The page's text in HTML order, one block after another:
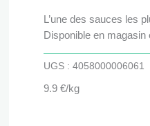
L’une des sauces les
Disponible en magasin
UGS : 4058000006061
9.9 €/kg